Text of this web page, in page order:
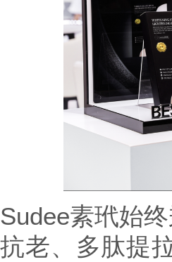
Sudee素玳始
抗老、多肽提